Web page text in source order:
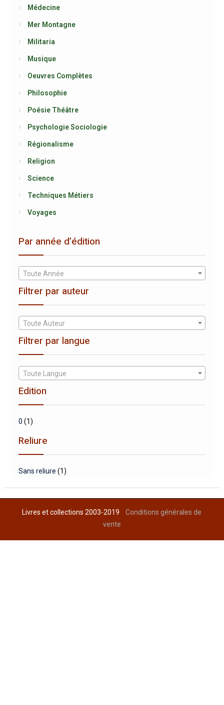
Médecine
Mer Montagne
Militaria
Musique
Oeuvres Complètes
Philosophie
Poésie Théâtre
Psychologie Sociologie
Régionalisme
Religion
Science
Techniques Métiers
Voyages
Par année d’édition
Toute Année
Filtrer par auteur
Toute Auteur
Filtrer par langue
Toute Langue
Edition
0 (1)
Reliure
Sans reliure (1)
Livres et collections 2003-2019Conditions générales de
vente